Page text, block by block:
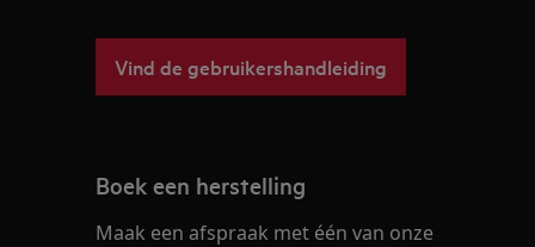
Vind de gebruikershandleiding
Boek een herstelling
Maak een afspraak met één van onze